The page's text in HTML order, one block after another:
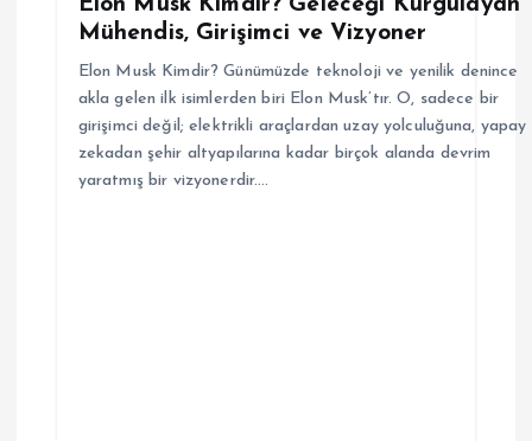
Mühendis, Girişimci ve Vizyoner
Elon Musk Kimdir? Günümüzde teknoloji ve yenilik denince
akla gelen ilk isimlerden biri Elon Musk’tır. O, sadece bir
girişimci değil; elektrikli araçlardan uzay yolculuğuna, yapay
zekadan şehir altyapılarına kadar birçok alanda devrim
yaratmış bir vizyonerdir.…